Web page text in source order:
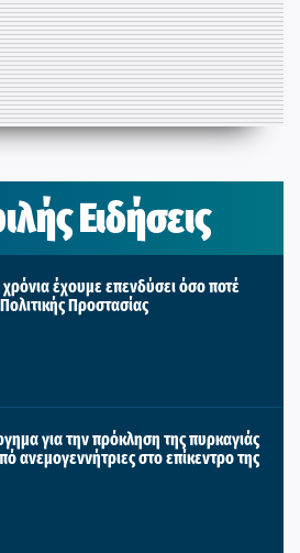
Ειδήσεις
έχουμε επενδύσει όσο ποτέ
Προστασίας
για την πρόκληση της πυρκαγιάς
ανεμογεννήτριες στο επίκεντρο της